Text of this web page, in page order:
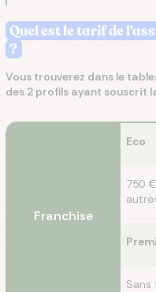
Quel est le tarif de
?
Vous trouverez dans le
des 2 profils ayant souscrit
Franchise
Eco
750
Sans